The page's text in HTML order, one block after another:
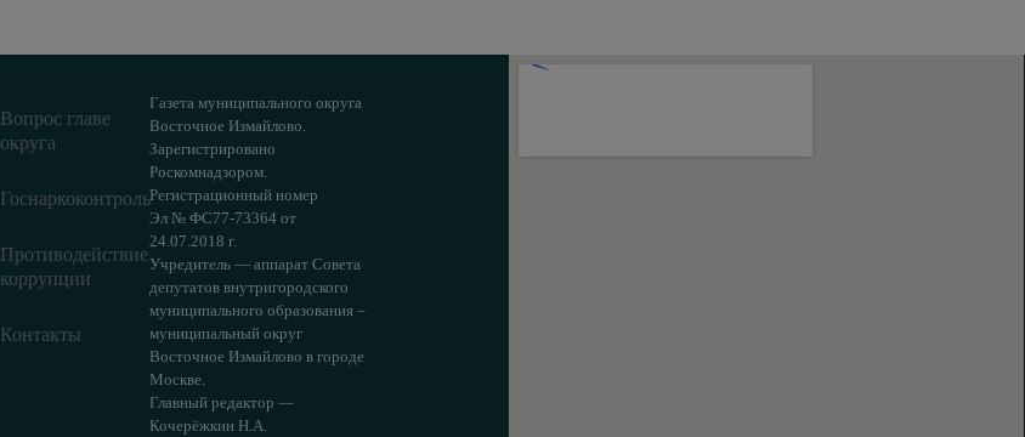
Вопрос главе
округа
Госнаркоконтроль
Противодействие
коррупции
Контакты
Газета муниципального округа
Восточное Измайлово.
Зарегистрировано
Роскомнадзором.
Регистрационный номер
Эл № ФС77-73364 от
24.07.2018 г.
Учредитель — аппарат Совета
депутатов внутригородского
муниципального образования –
муниципальный округ
Восточное Измайлово в городе
Москве.
Главный редактор —
Кочерёжкин Н.А.